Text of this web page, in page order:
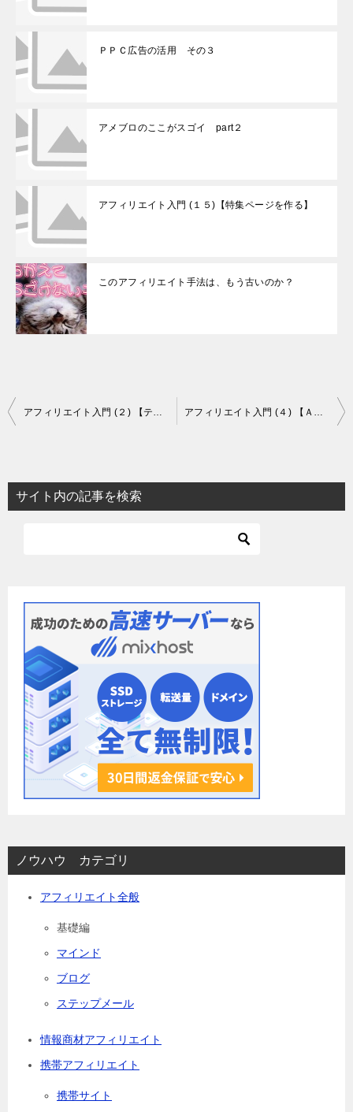
ＰＰＣ広告の活用 その３
アメブロのここがスゴイ part２
アフィリエイト入門 (１５)【特集ページを作る】
このアフィリエイト手法は、もう古いのか？
投
ビ
ゲ
アフィリエイト入門 (２) 【テーマを考える】 アフィリエイト入門 (４) 【ＡＳＰ選定】
サイト内の記事を検索
ノウハウ カテゴリ
アフィリエイト全般
基礎編
マインド
ブログ
ステップメール
情報商材アフィリエイト
携帯アフィリエイト
携帯サイト